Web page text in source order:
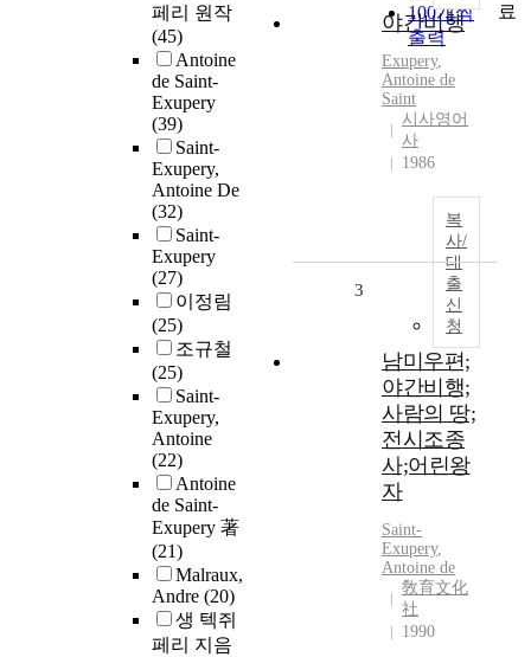
페리 원작
(45)
Antoine
de Saint-
Exupery
(39)
Saint-
Exupery,
Antoine De
(32)
Saint-
Exupery
(27)
이정림
(25)
조규철
(25)
Saint-
Exupery,
Antoine
(22)
Antoine
de Saint-
Exupery 著
(21)
Malraux,
Andre (20)
생 텍쥐
페리 지음
100개씩
출력
야간비행
Exupery,
Antoine de
Saint
시사영어
사
1986
복
사/
대
출
신
청
3
남미우편;
야간비행;
사람의 땅;
전시조종
사;어린왕
자
Saint-
Exupery,
Antoine de
敎育文化
社
1990
료